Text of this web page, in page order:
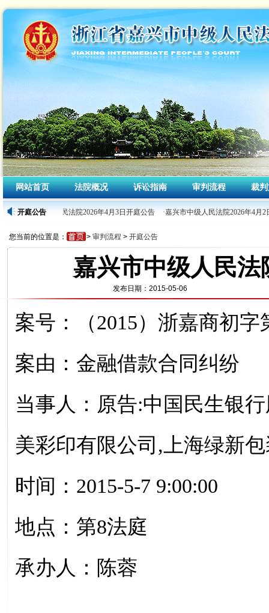
网站首页 法院概况 诉讼指南 审判流程 裁
开庭公告
·嘉兴市中级人民法院2026年4月3日开庭公告 ·嘉兴市中级人民法院2026年4月2
您当前的位置是： > 审判流程 > 开庭公告
嘉兴市中级人民
发布日期：2015-05-06
案号：（2015）浙嘉商初字
案由：金融借款合同纠纷
当事人：原告:中国民生银
美彩印有限公司,上海绿新
时间：2015-5-7 9:00:00
地点：第8法庭
承办人：陈蓉